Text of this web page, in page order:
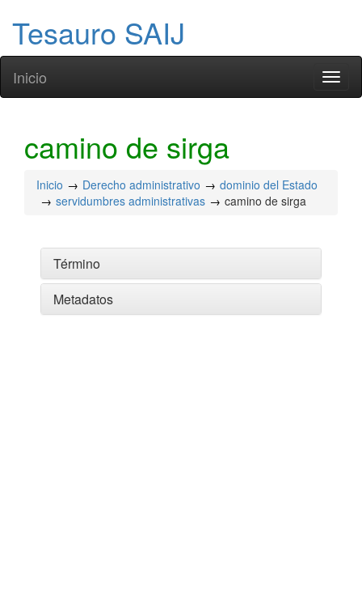
Tesauro SAIJ
Inicio
camino de sirga
Inicio Derecho administrativo
dominio del Estado
servidumbres administrativas
camino de sirga
Término
Metadatos